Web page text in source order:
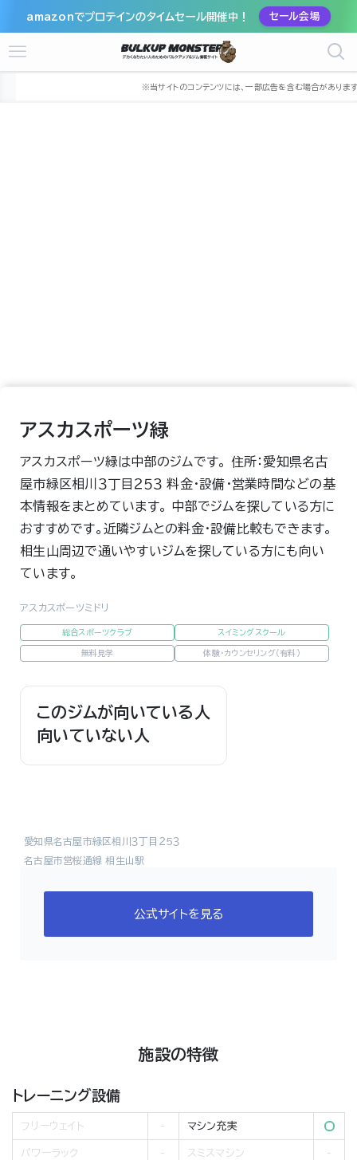
amazonでプロテインのタイムセール開催中！ セール会場
愛知県 名古屋市 名古屋市緑区
アスカスポーツ緑
アスカスポーツ緑は中部のジムです。 住所：愛知県名古
屋市緑区相川３丁目２５３ 料金・設備・営業時間などの基
本情報をまとめています。 中部でジムを探している方に
おすすめです。近隣ジムとの料金・設備比較もできます。
相生山周辺で通いやすいジムを探している方にも向い
ています。
アスカスポーツミドリ
総合スポーツクラブ スイミングスクール
無料見学 体験・カウンセリング（有料）
このジムが向いている人
向いていない人
愛知県名古屋市緑区相川３丁目２５３
名古屋市営桜通線 相生山駅
公式サイトを見る
施設の特徴
トレーニング設備
フリーウェイト マシン充実
パワーラック スミスマシン